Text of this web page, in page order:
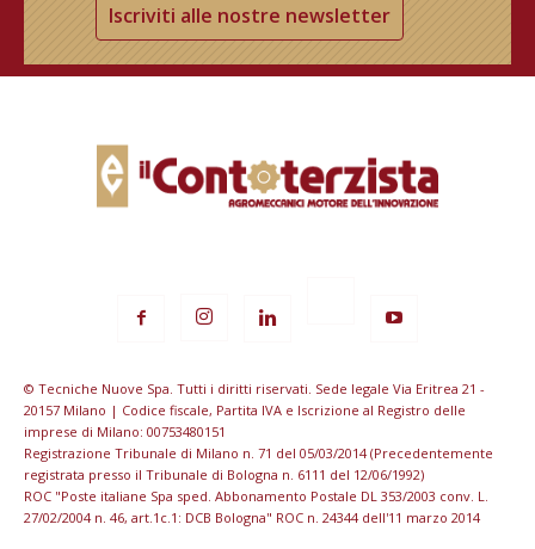
Iscriviti alle nostre newsletter
© Tecniche Nuove Spa. Tutti i diritti riservati. Sede legale Via Eritrea 21 -
20157 Milano | Codice fiscale, Partita IVA e Iscrizione al Registro delle
imprese di Milano: 00753480151
Registrazione Tribunale di Milano n. 71 del 05/03/2014 (Precedentemente
registrata presso il Tribunale di Bologna n. 6111 del 12/06/1992)
ROC "Poste italiane Spa sped. Abbonamento Postale DL 353/2003 conv. L.
27/02/2004 n. 46, art.1c.1: DCB Bologna" ROC n. 24344 dell'11 marzo 2014